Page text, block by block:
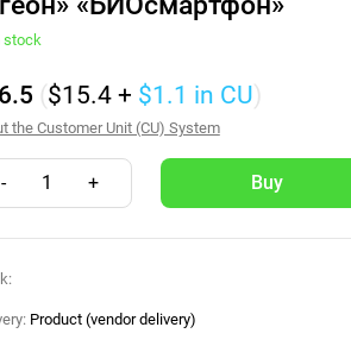
stock
($15.4 + $1.1 in CU)
the Customer Unit (CU) System
- 1 +
Product (vendor delivery)